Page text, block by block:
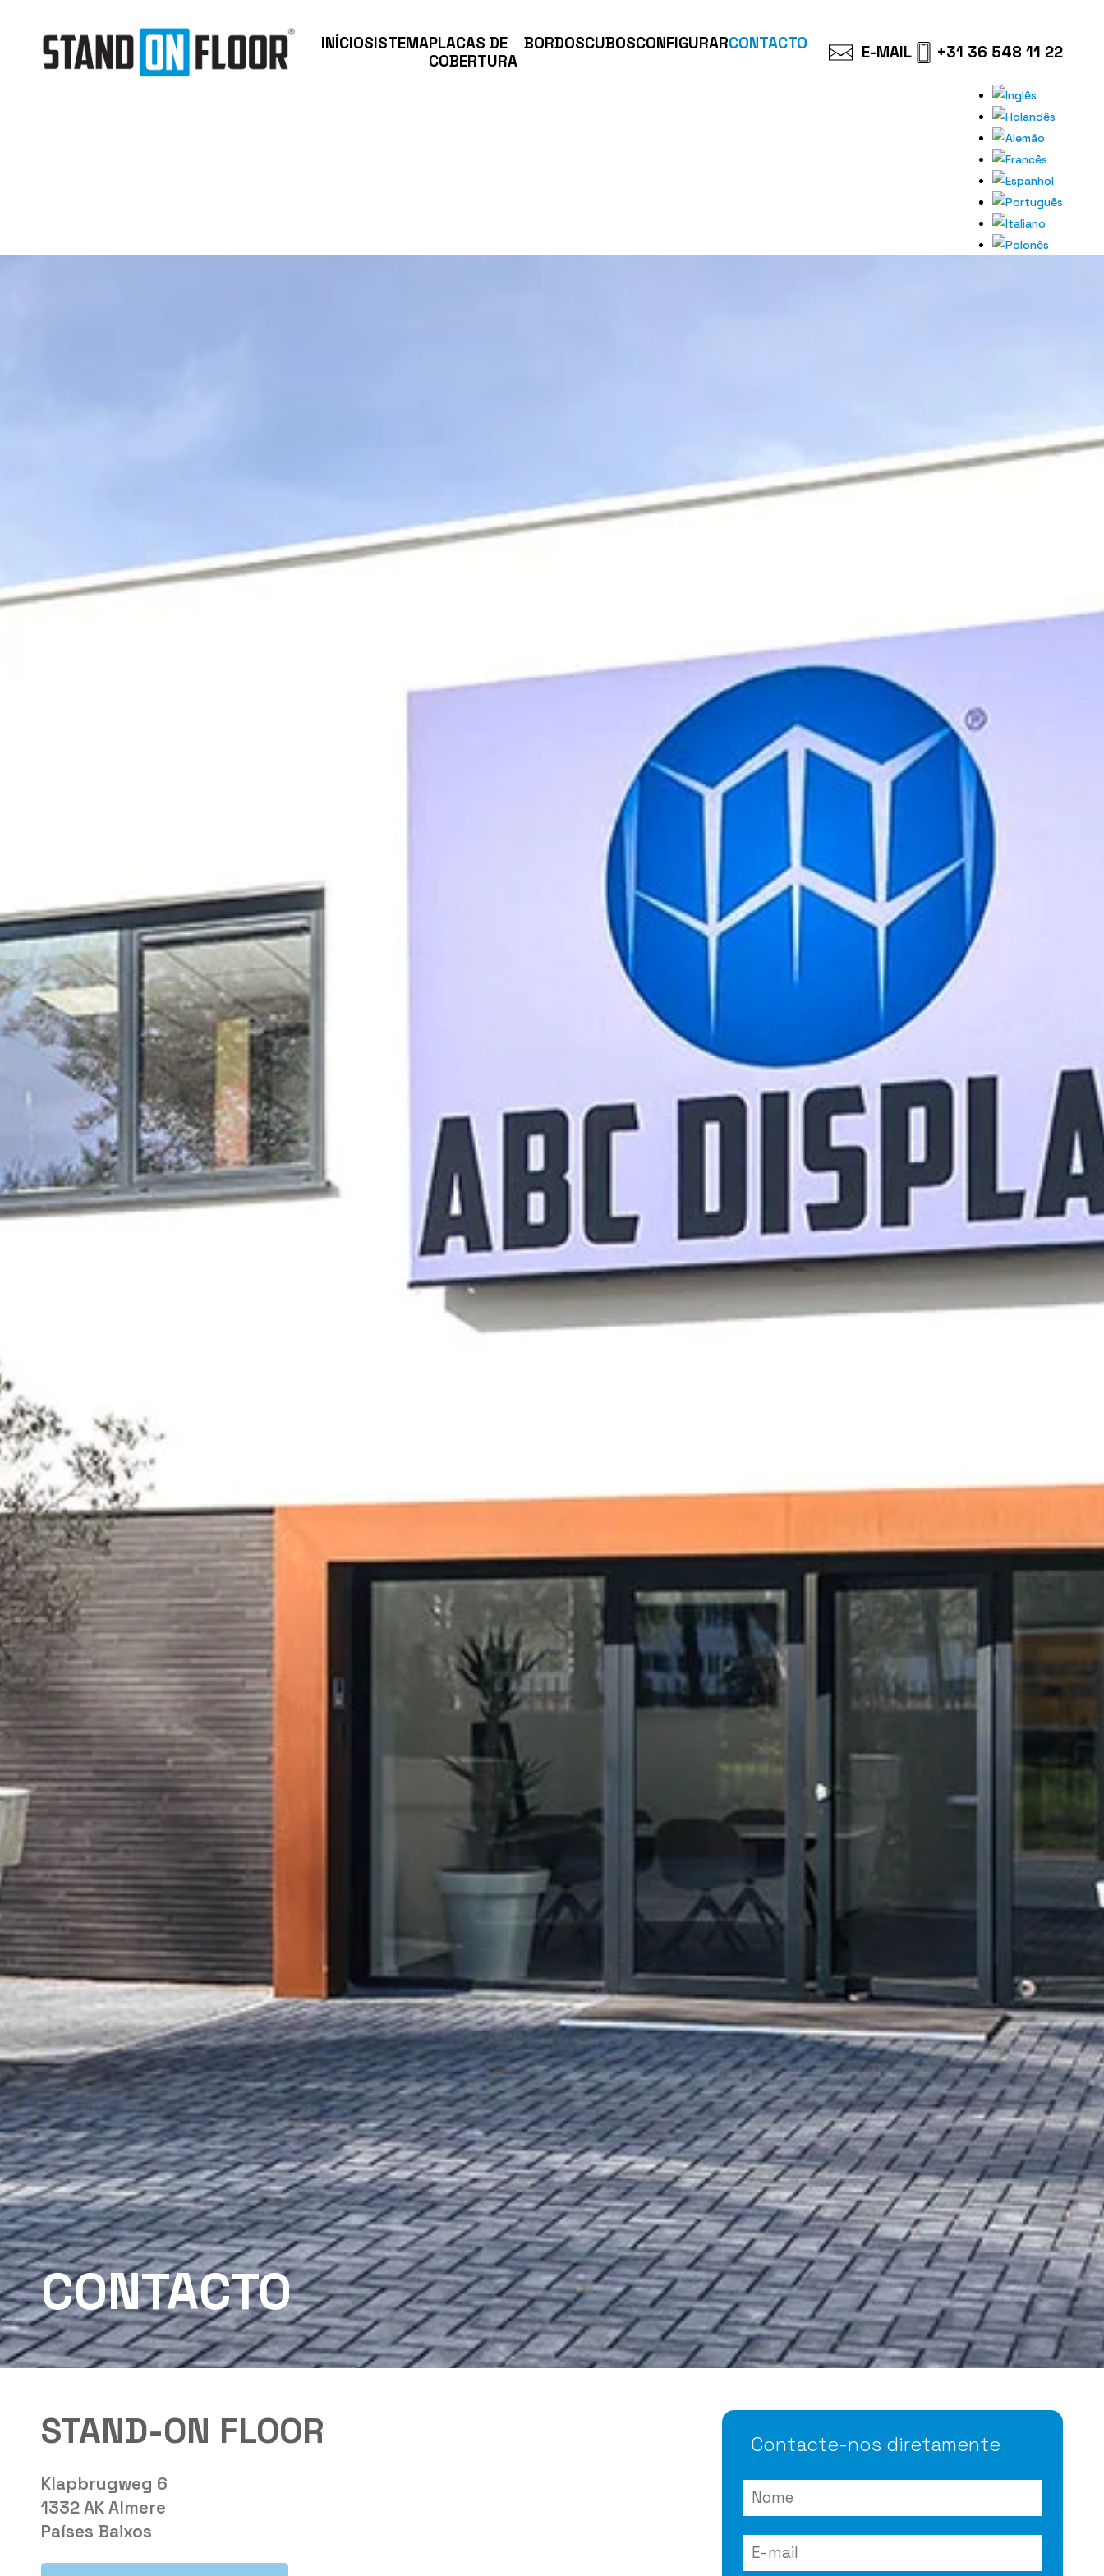
INÍCIOSISTEMAPLACAS DE
COBERTURA
BORDOSCUBOSCONFIGURARCONTACTO E-MAIL +31 36 548 11 22
CONTACTO
STAND-ON FLOOR
Klapbrugweg 6
1332 AK Almere
Países Baixos
Contacte-nos diretamente